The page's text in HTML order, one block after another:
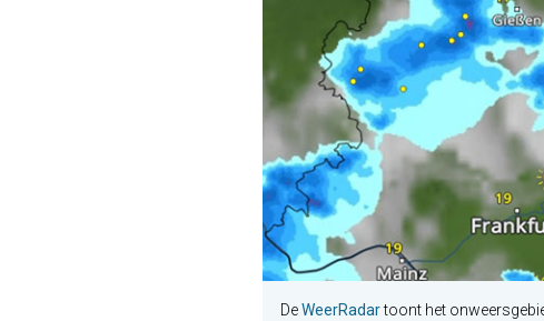
DeWeerRadartoont het